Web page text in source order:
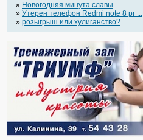
» Новогодняя минута славы
» Утерен телефон Redmi note 8 pr ...
» розыгрыш или хулиганство?